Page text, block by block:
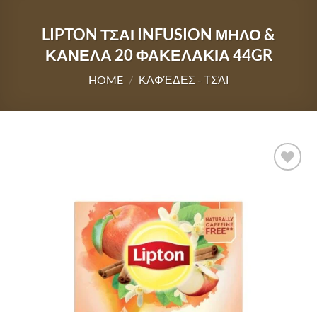
LIPTON ΤΣΑΙ INFUSION ΜΗΛΟ &
ΚΑΝΕΛΑ 20 ΦΑΚΕΛΑΚΙΑ 44GR
HOME / ΚΑΦΈΔΕΣ - ΤΣΆΙ